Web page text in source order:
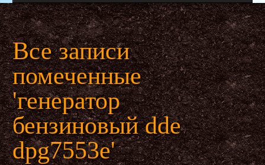
Все записи
помеченные
'генератор
бензиновый dde
dpg7553e'